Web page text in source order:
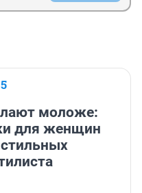
моложе:
для женщин